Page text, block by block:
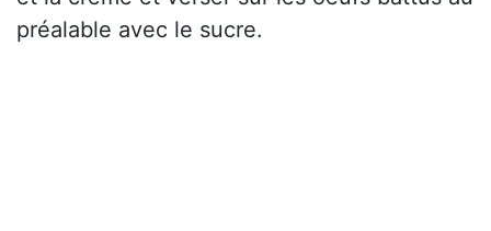
préalable avec le sucre.